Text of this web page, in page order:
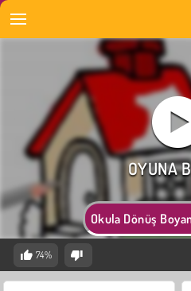
Okula Dönüş
74%